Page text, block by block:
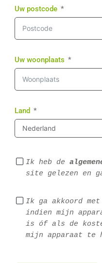
Uw postcode
Uw woonplaats
Land
Ik heb de
site gelezen en
Ik ga akkoord
indien mijn
is óf als de
mijn apparaat te